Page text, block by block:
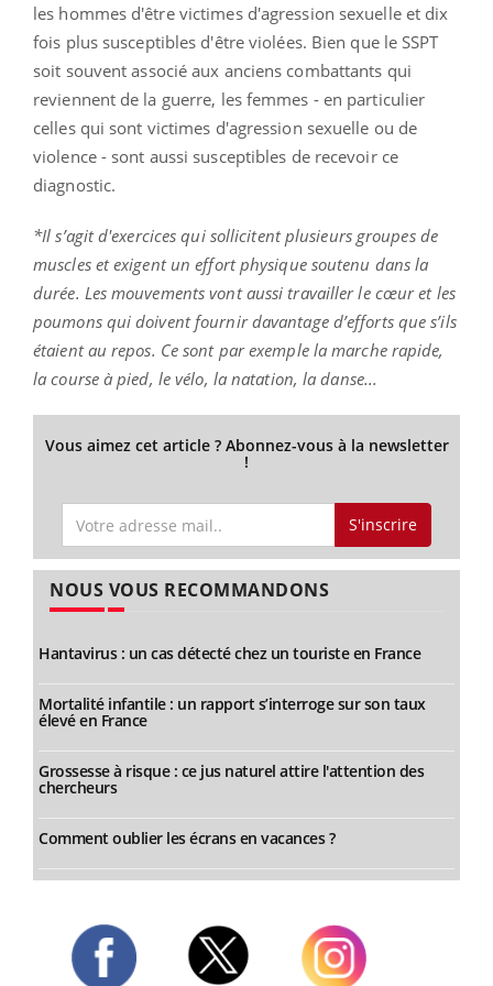
les hommes d'être victimes d'agression sexuelle et dix
fois plus susceptibles d'être violées. Bien que le SSPT
soit souvent associé aux anciens combattants qui
reviennent de la guerre, les femmes - en particulier
celles qui sont victimes d'agression sexuelle ou de
violence - sont aussi susceptibles de recevoir ce
diagnostic.
*Il s’agit d'exercices qui sollicitent plusieurs groupes de
muscles et exigent un effort physique soutenu dans la
durée. Les mouvements vont aussi travailler le cœur et les
poumons qui doivent fournir davantage d’efforts que s’ils
étaient au repos. Ce sont par exemple la marche rapide,
la course à pied, le vélo, la natation, la danse...
Vous aimez cet article ? Abonnez-vous à la newsletter
!
S'inscrire
NOUS VOUS RECOMMANDONS
Hantavirus : un cas détecté chez un touriste en France
Mortalité infantile : un rapport s’interroge sur son taux
élevé en France
Grossesse à risque : ce jus naturel attire l'attention des
chercheurs
Comment oublier les écrans en vacances ?